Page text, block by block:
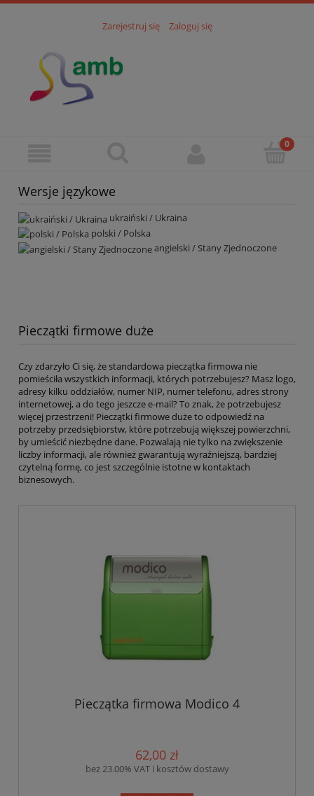
Zarejestruj się Zaloguj się
Wersje językowe
ukraiński / Ukraina
polski / Polska
angielski / Stany Zjednoczone
Pieczątki firmowe duże
Czy zdarzyło Ci się, że standardowa pieczątka firmowa nie
pomieściła wszystkich informacji, których potrzebujesz? Masz logo,
adresy kilku oddziałów, numer NIP, numer telefonu, adres strony
internetowej, a do tego jeszcze e-mail? To znak, że potrzebujesz
więcej przestrzeni! Pieczątki firmowe duże to odpowiedź na
potrzeby przedsiębiorstw, które potrzebują większej powierzchni,
by umieścić niezbędne dane. Pozwalają nie tylko na zwiększenie
liczby informacji, ale również gwarantują wyraźniejszą, bardziej
czytelną formę, co jest szczególnie istotne w kontaktach
biznesowych.
Pieczątka firmowa Modico 4
62,00 zł
bez 23.00% VAT i kosztów dostawy